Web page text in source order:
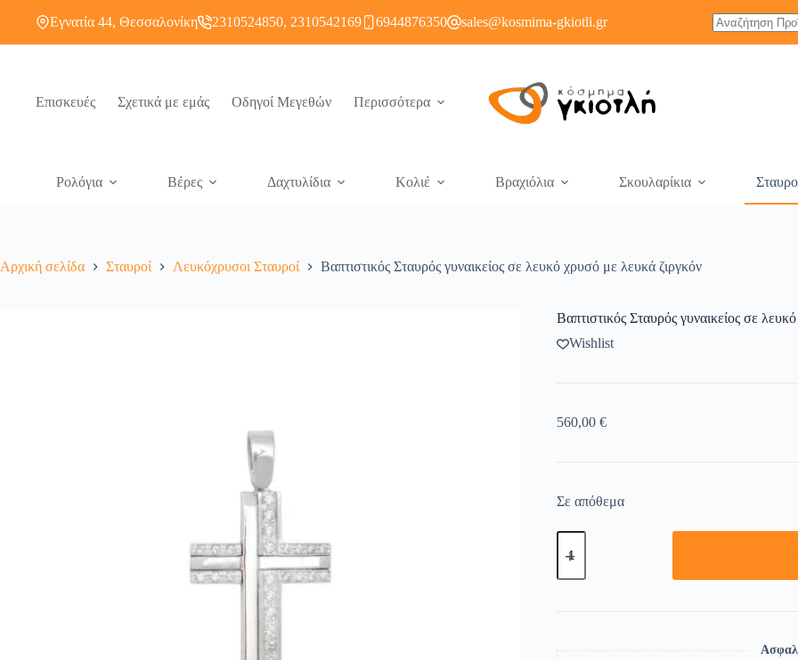
Εγνατία 44, Θεσσαλονίκη 2310524850, 2310542169 6944876350 sales@kosmima-gkiotli.gr
Επισκευές Σχετικά με εμάς Οδηγοί Μεγεθών Περισσότερα
Ρολόγια Βέρες Δαχτυλίδια Κολιέ Βραχιόλια Σκουλαρίκια
Αρχική σελίδα Σταυροί Λευκόχρυσοι Σταυροί Βαπτιστικός Σταυρός γυναικείος σε λευκό χρυσό με λευκά ζιργκόν
Βαπτιστικός Σταυρός γυναικείος σε
Wishlist
560,00 €
Σε απόθεμα